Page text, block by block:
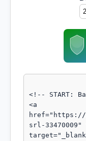
<!-- START:
<a
href="https://
srl-33470009"